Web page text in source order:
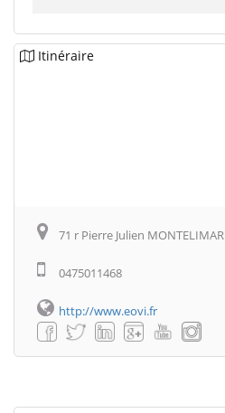
Itinéraire
71 r Pierre Julien MONTELIMAR
0475011468
http://www.eovi.fr